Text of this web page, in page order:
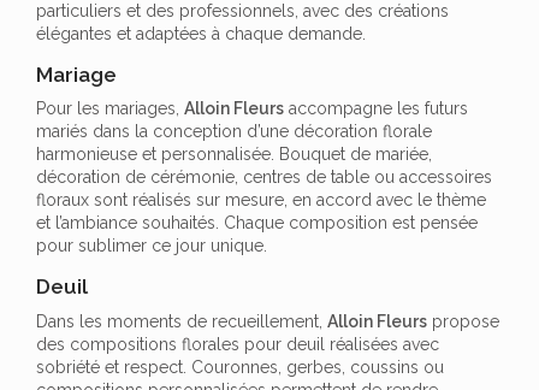
particuliers et des professionnels, avec des créations
élégantes et adaptées à chaque demande.
Mariage
Pour les mariages, Alloin Fleurs accompagne les futurs
mariés dans la conception d’une décoration florale
harmonieuse et personnalisée. Bouquet de mariée,
décoration de cérémonie, centres de table ou accessoires
floraux sont réalisés sur mesure, en accord avec le thème
et l’ambiance souhaités. Chaque composition est pensée
pour sublimer ce jour unique.
Deuil
Dans les moments de recueillement, Alloin Fleurs propose
des compositions florales pour deuil réalisées avec
sobriété et respect. Couronnes, gerbes, coussins ou